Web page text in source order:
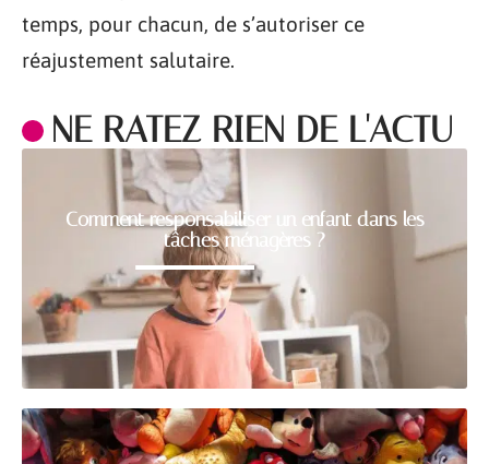
temps, pour chacun, de s’autoriser ce
réajustement salutaire.
NE RATEZ RIEN DE L'ACTU
Comment responsabiliser un enfant dans les
tâches ménagères ?